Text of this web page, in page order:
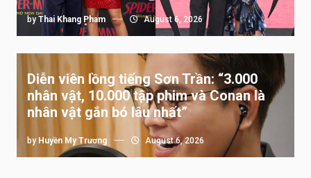
by Thai Khang Pham August 6, 2026
Diễn viên lồng tiếng Sơn Trần: “3.000
nhân vật, 10.000 tập phim và Conan là
nhân vật gắn bó lâu nhất”
by Huyền My Trương August 6, 2026